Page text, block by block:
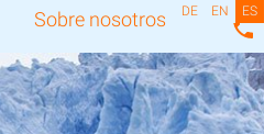
Sobre nosotros DE EN ES